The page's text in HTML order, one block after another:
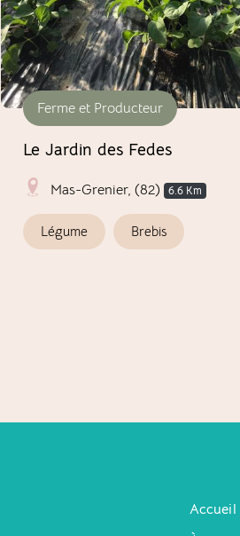
Ferme et Producteur
Le Jardin des Fedes
Mas-Grenier, (82) 6.6 Km
Légume Brebis
Accueil